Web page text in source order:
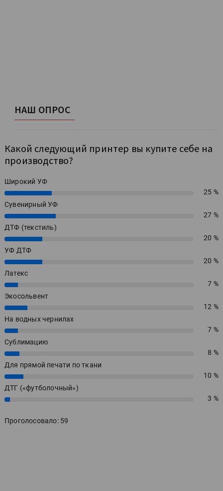
НАШ ОПРОС
Какой следующий принтер вы купите себе на
производство?
Широкий УФ
25%
25 %
Сувенирный УФ
27%
27 %
ДТФ (текстиль)
20%
20 %
УФ ДТФ
20%
20 %
Латекс
7%
7 %
Экосольвент
12%
12 %
На водных чернилах
7%
7 %
Сублимацию
8%
8 %
Для прямой печати по ткани
10%
10 %
ДТГ («футболочный»)
3% 3 %
Проголосовало: 59